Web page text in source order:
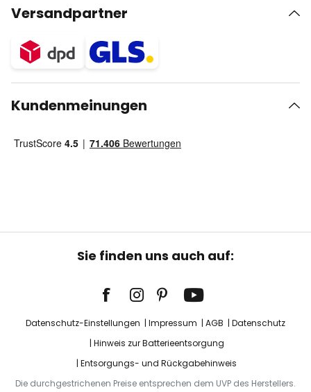
Versandpartner
Kundenmeinungen
Sie finden uns auch auf:
Datenschutz-Einstellungen Impressum AGB
Datenschutz
Hinweis zur Batterieentsorgung
Entsorgungs- und Rückgabehinweis
Die durchgestrichenen Preise entsprechen dem UVP des Herstellers.